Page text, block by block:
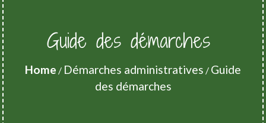
Guide des démarches
Home / Démarches administratives / Guide
des démarches